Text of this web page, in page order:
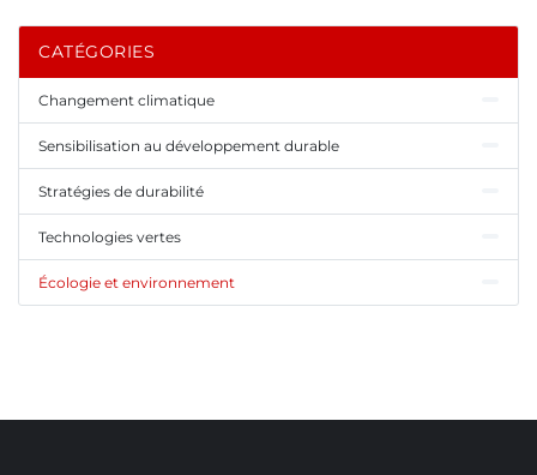
CATÉGORIES
Changement climatique
Sensibilisation au développement durable
Stratégies de durabilité
Technologies vertes
Écologie et environnement